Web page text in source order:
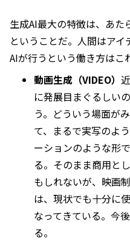
生成AI最大の特徴は、あた
ということだ。人間はア
AIが行うという働き方はこ
動画生成（VIDEO）
に発展目まぐるしい
う。どういう場面が
て、まるで実写のよ
ーションのような形
る。そのまま商用と
もしれないが、映画
は、現状でも十分に
なってきている。今
る。